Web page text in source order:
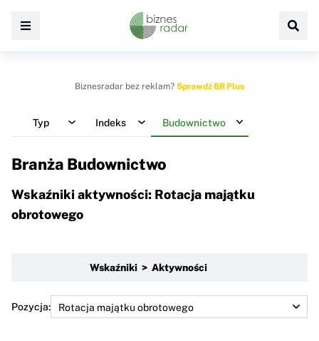
Biznesradar bez reklam? Sprawdź BR Plus
Typ Indeks Budownictwo
Branża Budownictwo
Wskaźniki aktywności: Rotacja majątku
obrotowego
Wskaźniki > Aktywności
Pozycja: